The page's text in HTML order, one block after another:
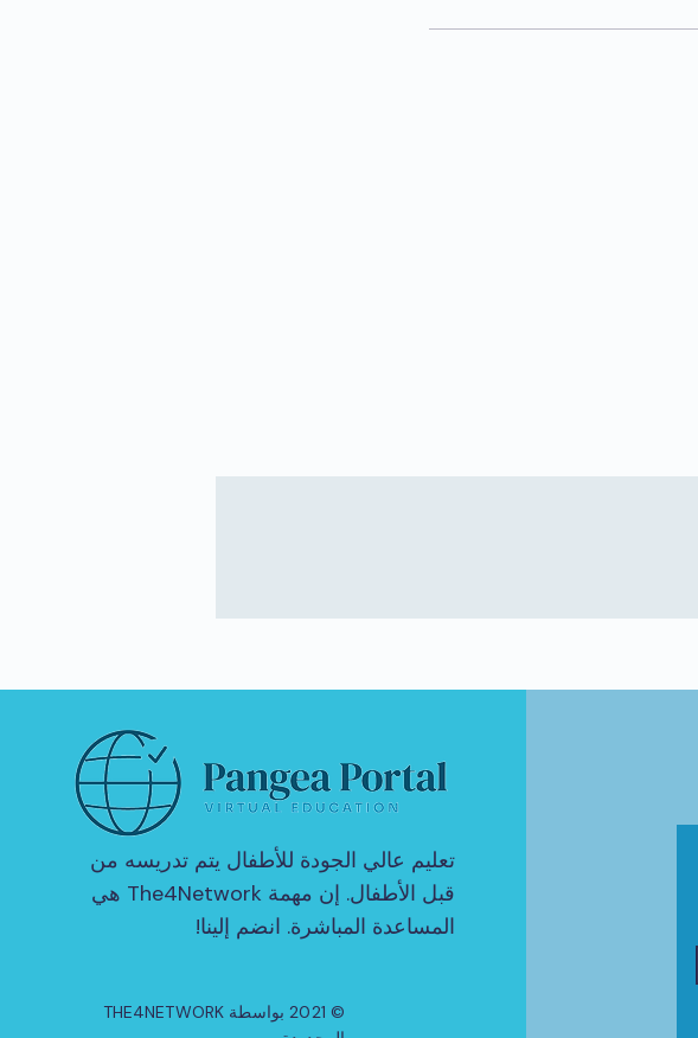
تعليم عالي الجودة للأطفال يتم تدريسه من
قبل الأطفال. إن مهمة The4Network هي
المساعدة المباشرة. انضم إلينا!
© 2021 بواسطة THE4NETWORK